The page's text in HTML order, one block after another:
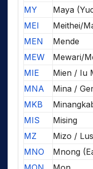
MY
Maya
MEI
Meithei/
MEN
Mende
MEW
Mewari/
MIE
Mien / Iu
MNA
Mina /
MKB
MIS
Mising
MZ
Mizo /
MNO
Mnong